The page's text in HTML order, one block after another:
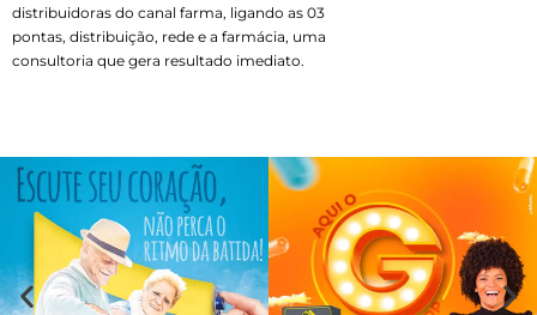
distribuidoras do canal farma, ligando as 03
pontas, distribuição, rede e a farmácia, uma
consultoria que gera resultado imediato.